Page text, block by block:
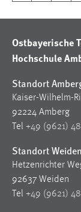
Ostbayerische
Hochschule
Standort
Kaiser-Wilhelm-
92224 Amberg
Tel +49 (9621)
Standort Weiden
Hetzenrichter
92637 Weiden
Tel +49 (9621)
Zweck:
Für
Name:
Zweck:
Das